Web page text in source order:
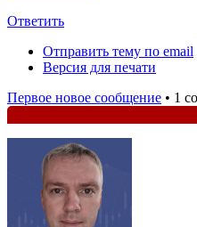
Ответить
Отправить тему по email
Версия для печати
Первое новое сообщение • 1